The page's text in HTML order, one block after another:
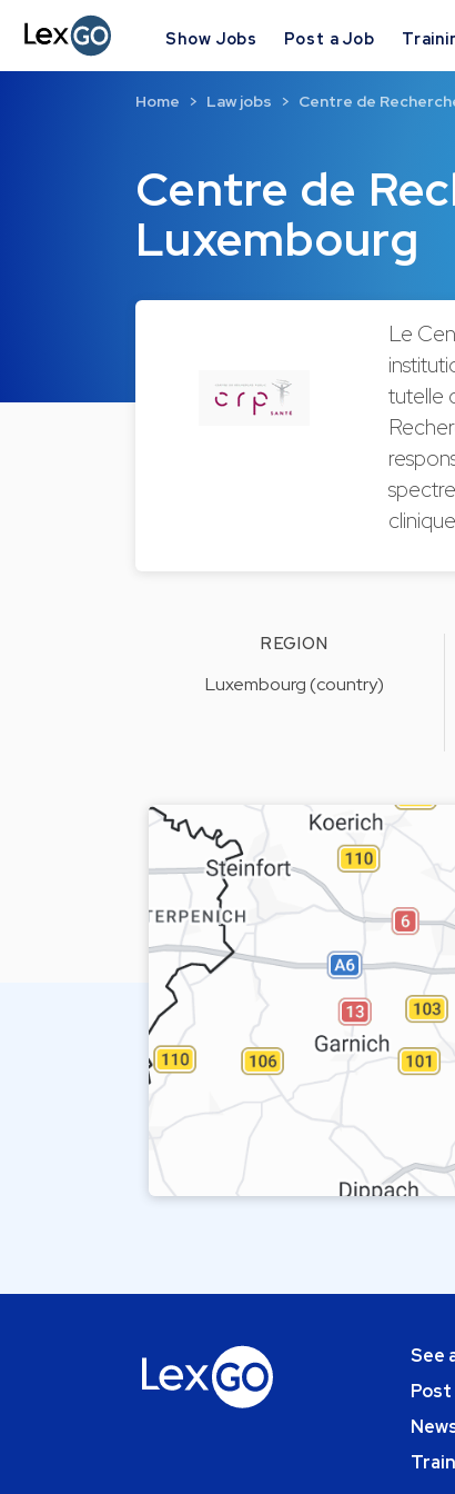
Show Jobs Post a Job
Centre de
Luxembourg
Home Law jobs Centre de
Le
tutelle
REGION
Luxembourg (country)
See
Post